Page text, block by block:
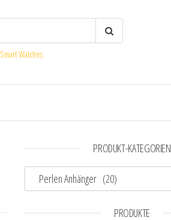
Smart Watches
PRODUKT-KATEGORIEN
Perlen Anhänger (20)
PRODUKTE